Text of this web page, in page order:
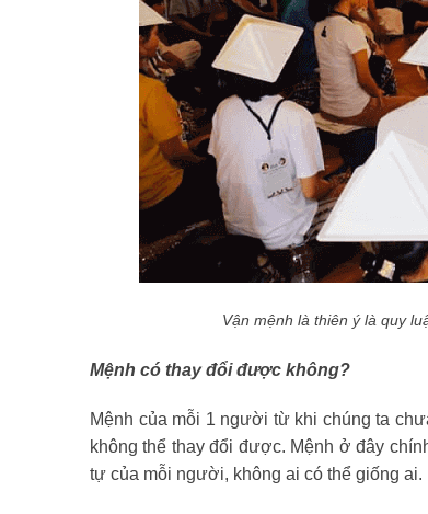
Vận mệnh là thiên ý là quy
Mệnh có thay đổi được không?
Mệnh của mỗi 1 người từ khi chúng ta
không thể thay đổi được. Mệnh ở đây
tự của mỗi người, không ai có thể giống ai.